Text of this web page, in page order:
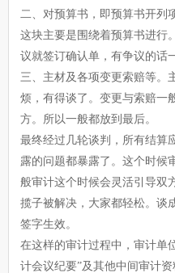
二、对预算书，即预算书开列
这块主要是围绕着预算书进行
议就签订确认单，有争议的话
三、主材及各项变更索赔等。
烦，有得谈了。变更与索赔一
方。所以一般都放到最后。
最终经过几轮谈判，所有结算
露的问题都暴露了。这个时候
般审计这个时候会灵活引导双
揽子被解决，大家都轻松。谈
签字生效。
在这样的审计过程中，审计单
计会议纪要”及其他中间审计